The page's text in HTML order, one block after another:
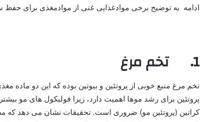
ادامه به توضیح برخی موادغذایی غنی از موادمغذی برای حفظ
1. تخم مرغ
تخم مرغ منبع خوبی از پروتئین و بیوتین بوده که این دو
پروتئین برای رشد موها اهمیت دارد، زیرا فولیکول های مو
کراتین (پروتئین مو) ضروری است. تحقیقات نشان می دهد که